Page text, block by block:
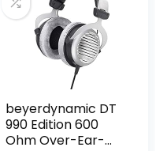
beyerdynamic DT
990 Edition 600
Ohm Over-Ear-